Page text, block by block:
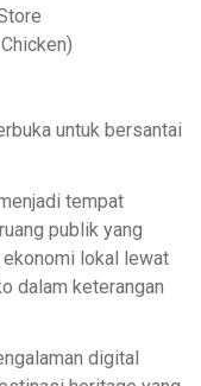
untuk bersantai
tempat
publik yang
ekonomi lokal lewat
dalam keterangan
digital